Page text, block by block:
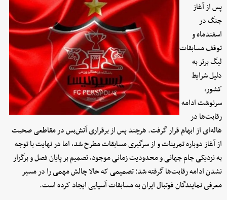
پس از آغاز
جنگ در
اسفندماه و
توقف مسابقات
لیگ برتر به
دلیل شرایط
کشور،
سرنوشت ادامه
رقابت‌ها در
هاله‌ای از ابهام قرار گرفت. هرچند پس از برقراری آتش‌بس در مقاطعی صحبت
از آغاز دوباره تمرینات و از سرگیری مسابقات مطرح شد، اما در نهایت با توجه
به نزدیکی جام جهانی و محدودیت زمانی موجود، تصمیم بر پایان فصل و برگزار
نشدن ادامه رقابت‌ها گرفته شد؛ تصمیمی که حالا چالش مهمی را در مسیر
معرفی نمایندگان فوتبال ایران به مسابقات آسیایی ایجاد کرده است.